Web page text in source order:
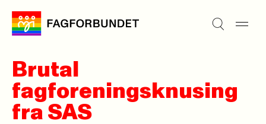
Brutal
fagforeningsknusing
fra SAS